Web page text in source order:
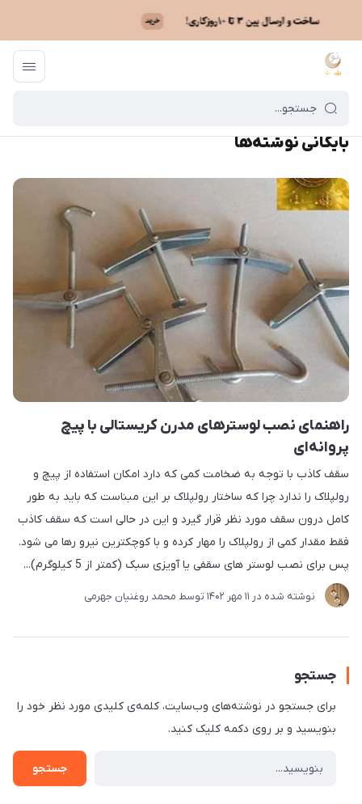
ماه نو / بایگانی نوشته‌ها
بایگانی نوشته‌ها
راهنمای نصب لوسترهای مدرن کریستالی با پیچ
پروانه‌ای
سقف کاذب با توجه به ضخامت کمی که دارد امکان استفاده از پیچ و
رولپلاک را ندارد چرا که ساختار رولپلاک بر این مبناست که باید به طور
کامل درون سقف مورد نظر قرار گیرد و این در حالی است که سقف کاذب
فقط مقدار کمی از رولپلاک را مهار کرده و با کوچکترین نیرو رها می شود.
پس برای نصب لوستر های سقفی یا آویزی سبک (کمتر از 5 کیلوگرم)...
نوشته شده در 11 مهر 1402 توسط محمد روغنیان جهرمی
جستجو
برای جستجو در نوشته‌های وب‌سایت، کلمه‌ی کلیدی مورد نظر خود را
بنویسید و بر روی دکمه کلیک کنید.
جستجو